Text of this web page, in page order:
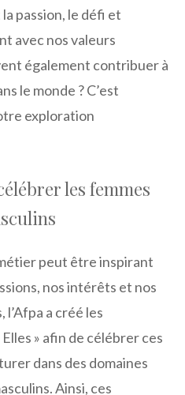
passion, le défi et
avec nos valeurs
également contribuer à
le monde ? C’est
exploration
les femmes
peut être inspirant
nos intérêts et nos
l’Afpa a créé les
» afin de célébrer ces
dans des domaines
Ainsi, ces